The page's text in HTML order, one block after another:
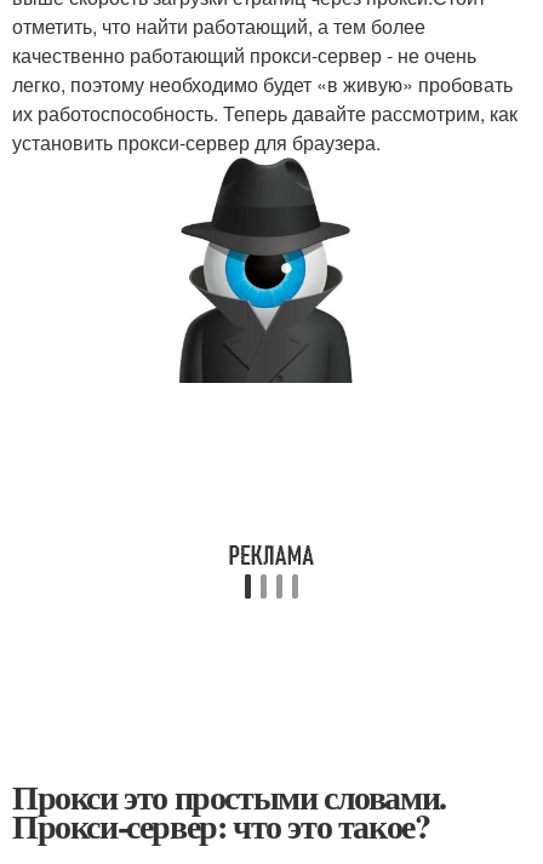
отметить, что найти работающий, а тем более
качественно работающий прокси-сервер - не очень
легко, поэтому необходимо будет «в живую» пробовать
их работоспособность. Теперь давайте рассмотрим, как
установить прокси-сервер для браузера.
Прокси это простыми словами.
Прокси-сервер: что это такое?